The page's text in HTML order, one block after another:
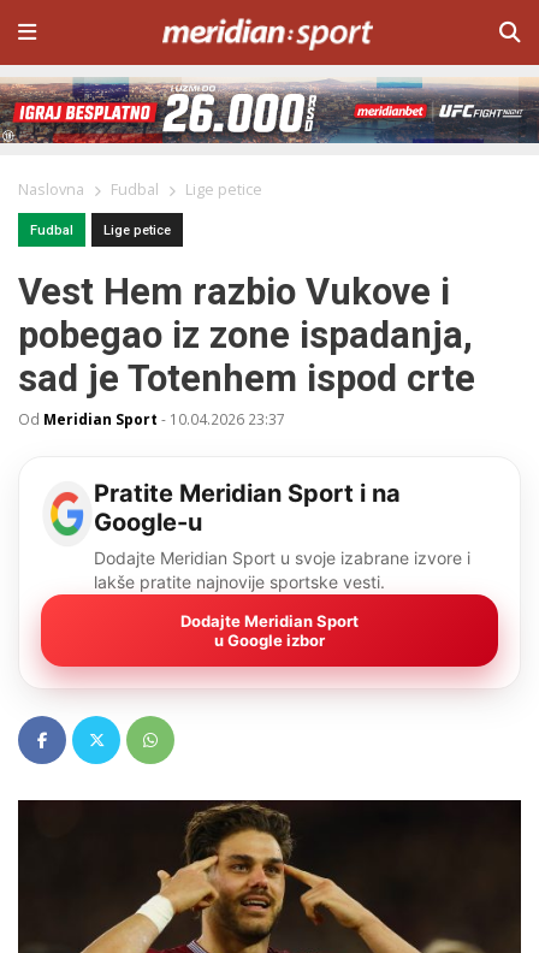
Naslovna Fudbal Lige petice
Fudbal Lige petice
Vest Hem razbio Vukove i
pobegao iz zone ispadanja,
sad je Totenhem ispod crte
Od Meridian Sport - 10.04.2026 23:37
Pratite Meridian Sport i na
Google-u
Dodajte Meridian Sport u svoje izabrane izvore i
lakše pratite najnovije sportske vesti.
Dodajte Meridian Sport
u Google izbor